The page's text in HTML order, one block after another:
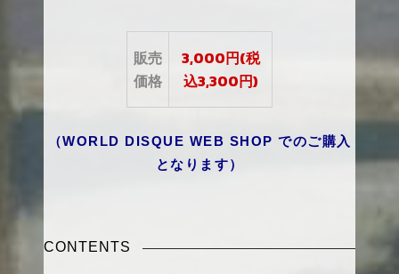
販売
価格
3,000円(税
込3,300円)
（WORLD DISQUE WEB SHOP でのご購入
となります）
CONTENTS